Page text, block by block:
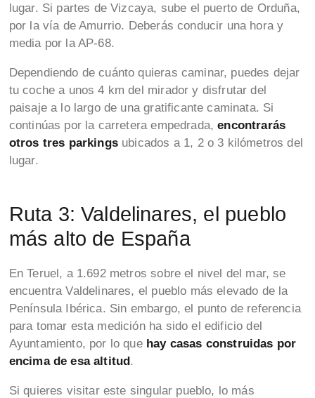
lugar. Si partes de Vizcaya, sube el puerto de Orduña,
por la vía de Amurrio. Deberás conducir una hora y
media por la AP-68.
Dependiendo de cuánto quieras caminar, puedes dejar
tu coche a unos 4 km del mirador y disfrutar del
paisaje a lo largo de una gratificante caminata. Si
continúas por la carretera empedrada,encontrarás
otros tres parkingsubicados a 1, 2 o 3 kilómetros del
lugar.
Ruta 3: Valdelinares, el pueblo
más alto de España
En Teruel, a 1.692 metros sobre el nivel del mar, se
encuentra Valdelinares, el pueblo más elevado de la
Península Ibérica. Sin embargo, el punto de referencia
para tomar esta medición ha sido el edificio del
Ayuntamiento, por lo quehay casas construidas por
encima de esa altitud.
Si quieres visitar este singular pueblo, lo más